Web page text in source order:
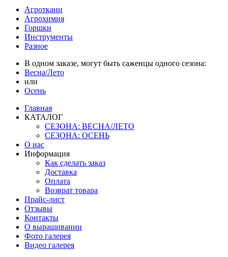
Агроткани
Агрохимия
Горшки
Инструменты
Разное
В одном заказе, могут быть саженцы одного сезона:
Весна/Лето
или
Осень
Главная
КАТАЛОГ
СЕЗОНА: ВЕСНА/ЛЕТО
СЕЗОНА: ОСЕНЬ
О нас
Информация
Как сделать заказ
Доставка
Оплата
Возврат товара
Прайс-лист
Отзывы
Контакты
О выращивании
Фото галерея
Видео галерея